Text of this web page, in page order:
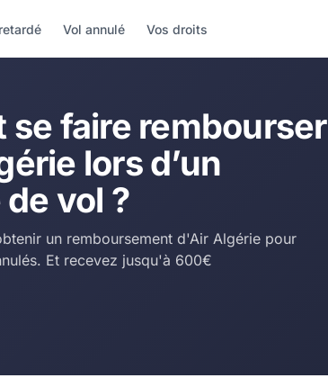
Vol annulé Vos droits
se faire rembourser
lors d’un
vol ?
un remboursement d'Air Algérie pour
Et recevez jusqu'à 600€